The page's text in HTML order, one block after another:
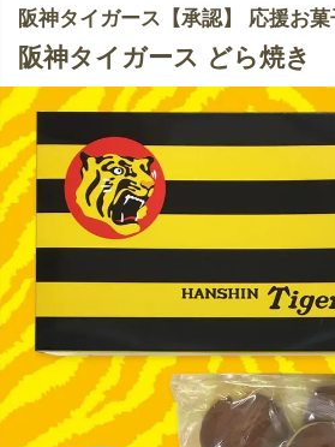
阪神タイガース【承認】 応援お
阪神タイガース どら焼き